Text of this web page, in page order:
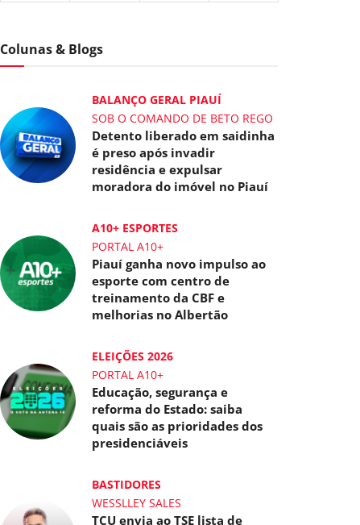
Colunas & Blogs
BALANÇO GERAL PIAUÍ
SOB O COMANDO DE BETO REGO
Detento liberado em saidinha
é preso após invadir
residência e expulsar
moradora do imóvel no Piauí
A10+ ESPORTES
PORTAL A10+
Piauí ganha novo impulso ao
esporte com centro de
treinamento da CBF e
melhorias no Albertão
ELEIÇÕES 2026
PORTAL A10+
Educação, segurança e
reforma do Estado: saiba
quais são as prioridades dos
presidenciáveis
BASTIDORES
WESSLLEY SALES
TCU envia ao TSE lista de